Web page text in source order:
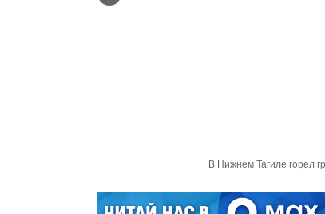
В Нижнем Тагиле горел